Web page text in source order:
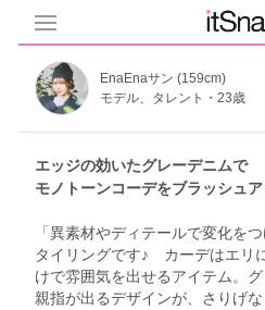
EnaEnaサン (159cm)
モデル、タレント・23歳
エッジの効いたグレーデニムで
モノトーンコーデをブラッシュア
「異素材やディテールで変化を
タイリングです♪ カーデはエリ
けで雰囲気を出せるアイテム。
親指が出るデザインが、さりげ